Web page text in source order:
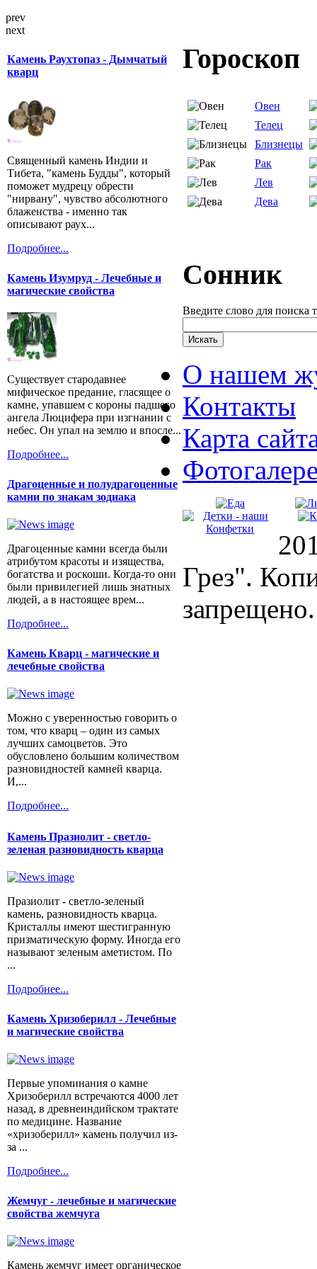
prev
next
Камень Раухтопаз - Дымчатый
кварц
Священный камень Индии и
Тибета, "камень Будды", который
поможет мудрецу обрести
"нирвану", чувство абсолютного
блаженства - именно так
описывают раух...
Подробнее...
Камень Изумруд - Лечебные и
магические свойства
Существует стародавнее
мифическое предание, гласящее о
камне, упавшем с короны падшего
ангела Люцифера при изгнании с
небес. Он упал на землю и впосле...
Подробнее...
Драгоценные и полудрагоценные
камни по знакам зодиака
Драгоценные камни всегда были
атрибутом красоты и изящества,
богатства и роскоши. Когда-то они
были привилегией лишь знатных
людей, а в настоящее врем...
Подробнее...
Камень Кварц - магические и
лечебные свойства
Можно с уверенностью говорить о
том, что кварц – один из самых
лучших самоцветов. Это
обусловлено большим количеством
разновидностей камней кварца.
И,...
Подробнее...
Камень Празиолит - светло-
зеленая разновидность кварца
Празиолит - светло-зеленый
камень, разновидность кварца.
Кристаллы имеют шестигранную
призматическую форму. Иногда его
называют зеленым аметистом. По
...
Подробнее...
Камень Хризоберилл - Лечебные
и магические свойства
Первые упоминания о камне
Хризоберилл встречаются 4000 лет
назад, в древнеиндийском трактате
по медицине. Название
«хризоберилл» камень получил из-
за ...
Подробнее...
Жемчуг - лечебные и магические
свойства жемчуга
Камень жемчуг имеет органическое
Гороскоп
Овен
Телец
Близнецы
Рак
Лев
Дева
Сонник
Введите слово для поиска
О нашем
Контакты
Карта
Грез".
запрещено.